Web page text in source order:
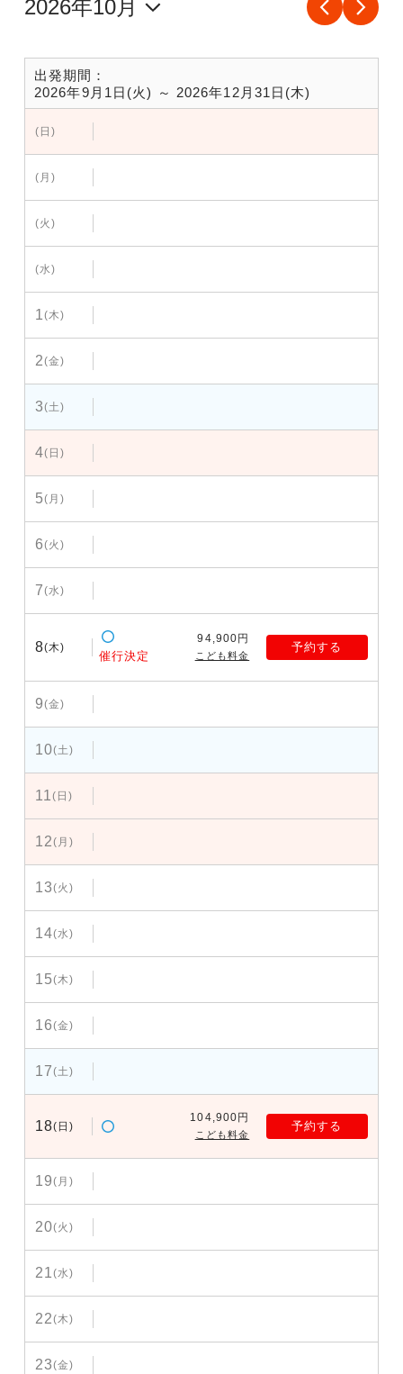
出発期間：
2026年9月1日(火) ～ 2026年12月31日(木)
(日)
(月)
(火)
(水)
1(木)
2(金)
3(土)
4(日)
5(月)
6(火)
7(水)
8(木)
催行決定
94,900円
こども料金
予約する
9(金)
10(土)
11(日)
12(月)
13(火)
14(水)
15(木)
16(金)
17(土)
18(日)
104,900円
こども料金
予約する
19(月)
20(火)
21(水)
22(木)
23(金)